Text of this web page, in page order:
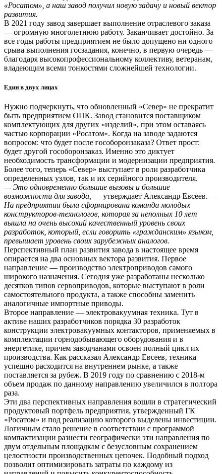
«Росатом», а наш завод получил новую задачу и новый вектор
развития.
В 2021 году завод завершает выполнение отраслевого заказа
— огромную многолетнюю работу. Заканчивает достойно. За
все годы работы предприятием не было допущено ни одного
срыва выполнения госзадания, конечно, в первую очередь —
благодаря высокопрофессиональному коллективу, ветеранам,
владеющим всеми тонкостями сложнейшей технологии.
Един в двух лицах
Нужно подчеркнуть, что обновленный «Север» не прекратит
быть предприятием ОПК. Завод становится поставщиком
комплектующих для других «изделий», при этом оставаясь
частью корпорации «Росатом». Когда на заводе задаются
вопросом: что будет после гособоронзаказа? Ответ прост:
будет другой гособоронзаказ. Именно это диктует
необходимость трансформации и модернизации предприятия.
Более того, теперь «Север» выступает в роли разработчика
определенных узлов, так и их серийного производителя.
— Это одновременно большие вызовы и большие
возможности для завода, — утверждает Александр Евсеев. —
На предприятии была сформирована команда молодых
конструкторов-технологов, которая за неполных 10 лет
вышла на очень высокий качественный уровень своих
разработок, который, если говорить «гражданским» языком,
превышает уровень своих зарубежных аналогов.
Перспективный план развития завода в настоящее время
опирается на два основных вектора развития. Первое
направление — производство электроприводов самого
широкого назначения. Сегодня уже разработаны несколько
десятков типов сервоприводов, которые выступают в роли
самостоятельного продукта, а также способны заменить
аналогичные импортные приводы.
Второе направление — электровакуумная техника. Тут в
активе наших разработчиков порядка 30 разработок
конструкции электровакуумных контакторов, применяемых в
комплектации горнодобывающего оборудования и в
энергетике, причем заводчанами освоен полный цикл их
производства. Как рассказал Александр Евсеев, техника
успешно расходится на внутреннем рынке, а также
поставляется за рубеж. В 2019 году по сравнению с 2018-м
объем продаж по данному направлению увеличился в полтора
раза.
Эти два перспективных направления вошли в стратегический
продуктовый портфель предприятия, утвержденный ГК
«Росатом» и под реализацию которого выделены инвестиции.
Логичным стало решение в соответствии с программой
компактизации разнести географически эти направления по
двум отдельным площадкам с безусловным сохранением
целостности производственных цепочек. Подобный подход
позволит оптимизировать затраты по каждому из